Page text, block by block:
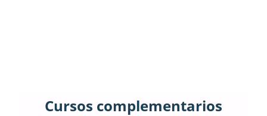
Cursos complementarios